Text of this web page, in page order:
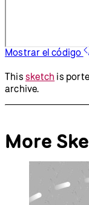
Mostrar el código
This sketch is
archive.
More